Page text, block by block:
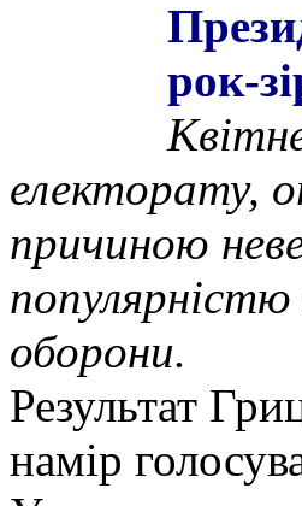
рок-
електорату,
причиною
оборони.
Результат
намір